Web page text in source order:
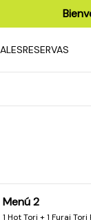
RESERVAS
Menú 2
1 Hot Tori + 1 Furai Tori